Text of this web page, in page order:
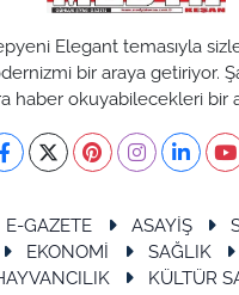
Elegant temasıyla
bir araya getiriyor.
haber okuyabilecekleri bir
E-GAZETE ASAYİŞ
EKONOMİ SAĞLIK
KÜLTÜR